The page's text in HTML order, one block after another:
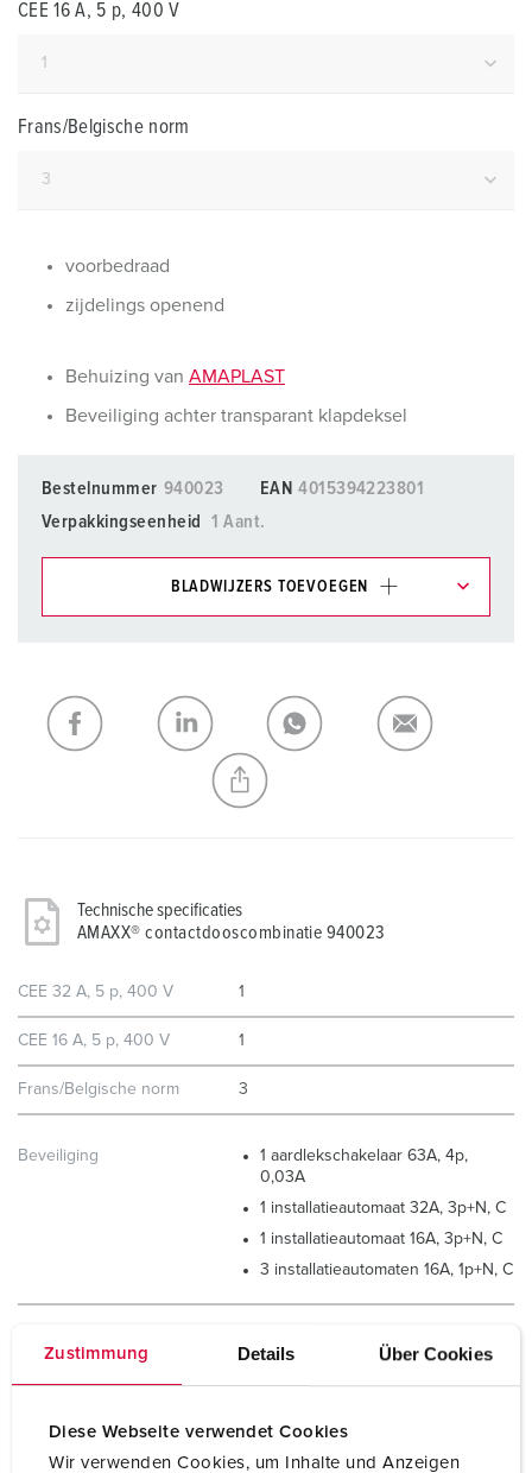
Zustimmung Details Über Cookies
Diese Webseite verwendet Cookies
Wir verwenden Cookies, um Inhalte und Anzeigen
CEE 16 A, 5 p, 400 V
Frans/Belgische norm
voorbedraad
zijdelings openend
Behuizing van AMAPLAST
Beveiliging achter transparant klapdeksel
Bestelnummer 940023 EAN 4015394223801
Verpakkingseenheid
1 Aant.
BLADWIJZERS TOEVOEGEN
Mijn lijst TOEVOEGEN
NIEUW LIJST MAKEN
Technische specificaties
AMAXX® contactdooscombinatie 940023
CEE 32 A, 5 p, 400 V 1
CEE 16 A, 5 p, 400 V 1
Frans/Belgische norm 3
Beveiliging
1 aardlekschakelaar 63A, 4p,
0,03A
1 installatieautomaat 32A, 3p+N, C
1 installatieautomaat 16A, 3p+N, C
3 installatieautomaten 16A, 1p+N, C
Aansluiting /
voor 2 kabels tot 5 x 25 mm²
Behuizing materiaal Kunststof